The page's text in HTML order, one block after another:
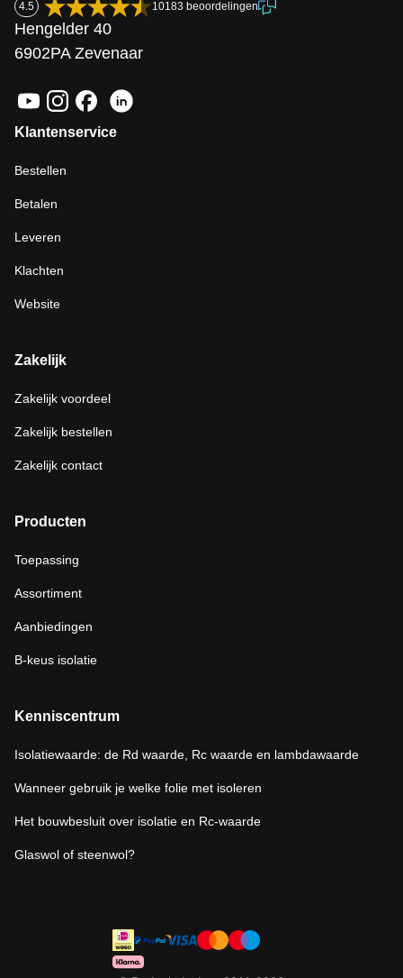
4.5 10183 beoordelingen
Hengelder 40
6902PA Zevenaar
Klantenservice
Bestellen
Betalen
Leveren
Klachten
Website
Zakelijk
Zakelijk voordeel
Zakelijk bestellen
Zakelijk contact
Producten
Toepassing
Assortiment
Aanbiedingen
B-keus isolatie
Kenniscentrum
Isolatiewaarde: de Rd waarde, Rc waarde en lambdawaarde
Wanneer gebruik je welke folie met isoleren
Het bouwbesluit over isolatie en Rc-waarde
Glaswol of steenwol?